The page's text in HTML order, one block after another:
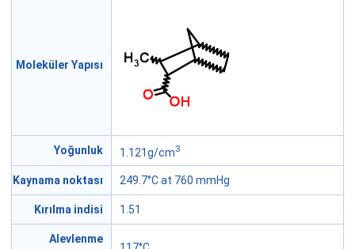
Moleküler Yapısı
Yoğunluk 1.121g/cm3
Kaynama noktası 249.7°C at 760 mmHg
Kırılma indisi 1.51
Alevlenme